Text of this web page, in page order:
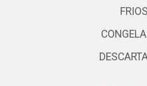
FRIOS